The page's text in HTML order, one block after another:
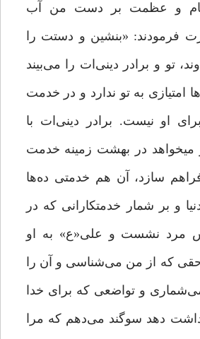
و عظمت بر دست من آب
فرمودند: «بنشین و دستت را
تو و برادر دینى‌ات را مى‌بیند
امتیازى به تو ندارد و در خدمت
او نیست. برادر دینى‌ات با
در بهشت زمینه‌ خدمت
سازد‌، آن هم خدمتى ده‌ها
و بر شمار خدمتکارانى که در
مرد نشست و على«ع» به او
حقى که از من مى‌شناسى و آن را
و تواضعى که براى خدا
دهد سوگند مى‌دهم که مرا